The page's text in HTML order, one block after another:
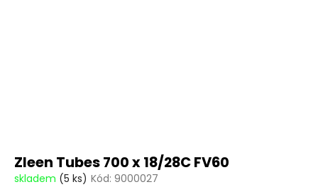
Zleen Tubes 700 x 18/28C FV60
skladem (5 ks) Kód: 9000027